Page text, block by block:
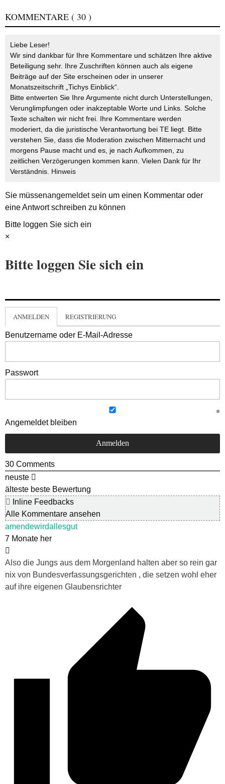
KOMMENTARE ( 30 )
Liebe Leser!
Wir sind dankbar für Ihre Kommentare und schätzen Ihre aktive
Beteiligung sehr. Ihre Zuschriften können auch als eigene
Beiträge auf der Site erscheinen oder in unserer
Monatszeitschrift „Tichys Einblick“.
Bitte entwerten Sie Ihre Argumente nicht durch Unterstellungen,
Verunglimpfungen oder inakzeptable Worte und Links. Solche
Texte schalten wir nicht frei. Ihre Kommentare werden
moderiert, da die juristische Verantwortung bei TE liegt. Bitte
verstehen Sie, dass die Moderation zwischen Mitternacht und
morgens Pause macht und es, je nach Aufkommen, zu
zeitlichen Verzögerungen kommen kann. Vielen Dank für Ihr
Verständnis. Hinweis
Sie müssenangemeldetsein um einen Kommentar oder
eine Antwort schreiben zu können
Bitte loggen Sie sich ein
×
Bitte loggen Sie sich ein
ANMELDEN REGISTRIERUNG
Benutzername oder E-Mail-Adresse
Passwort
Angemeldet bleiben
30 Comments
neuste
älteste beste Bewertung
Inline Feedbacks
Alle Kommentare ansehen
amendewirdallesgut
7 Monate her
Also die Jungs aus dem Morgenland halten aber so rein gar
nix von Bundesverfassungsgerichten , die setzen wohl eher
auf ihre eigenen Glaubensrichter